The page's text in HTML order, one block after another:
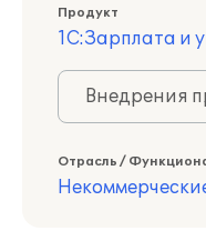
Продукт
1С:Зарплата и
Внедрения
Отрасль /